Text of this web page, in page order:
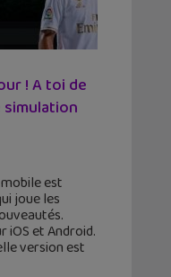
! A toi de
est
joue les
iOS et Android.
version est